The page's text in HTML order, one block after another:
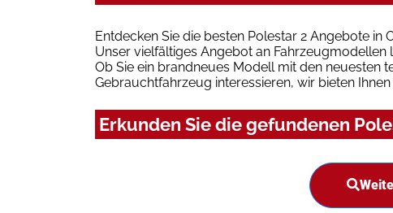
Entdecken Sie die besten Polestar 2 Angebote in
Unser vielfältiges Angebot an Fahrzeugmodellen
Ob Sie ein brandneues Modell mit den neuesten
Gebrauchtfahrzeug interessieren, wir bieten
Erkunden Sie die gefundenen